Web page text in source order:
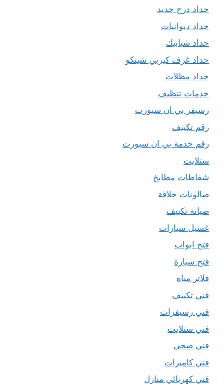
حداد درج حديد
حداد ديوانيات
حداد شبابيك
حداد غرف كيربي شينكو
حداد مظلات
خدمات تنظيف
رسيفر بي ان سبورت
رقم تكييف
رقم خدمة بي ان سبورت
ستلايت
شفاطات مطابخ
صالونات حلاقة
صيانة تكييف
غسيل سيارات
فتح ابواب
فتح سيارة
فلاتر مياه
فني تكييف
فني رسيفرات
فني ستلايت
فني صحي
فني كاميرات
فني كهربائي منازل